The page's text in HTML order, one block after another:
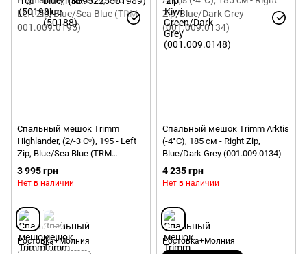
Спальный мешок Trimm
Highlander, (2/-3 Сᵒ), 195 - Left
Zip, Blue/Sea Blue (TRM
001.009.0195)
3 995 грн
Нет в наличии
Ростовка+Молния
Спальный мешок Trimm Arktis
(-4°С), 185 см - Right Zip,
Blue/Dark Grey (001.009.0134)
4 235 грн
Нет в наличии
Ростовка+Молния